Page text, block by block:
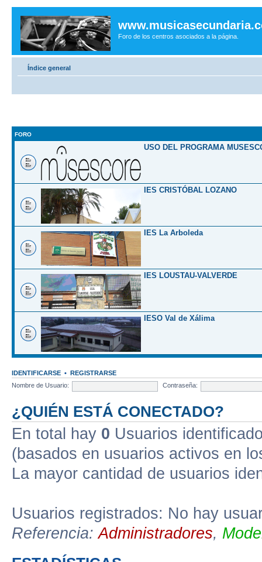
Foro de los centros asociados a la página.
Índice general
FORO
USO DEL PROGRAMA
IES CRISTÓBAL LOZANO
IES La Arboleda
IES LOUSTAU-VALVERDE
IESO Val de Xálima
IDENTIFICARSE • REGISTRARSE
Nombre de Usuario:
Contraseña:
¿QUIÉN ESTÁ CONECTADO?
En total hay 0 Usuarios
(basados en usuarios activos en
La mayor cantidad de usuarios
Usuarios registrados: No hay
Referencia:Administradores,